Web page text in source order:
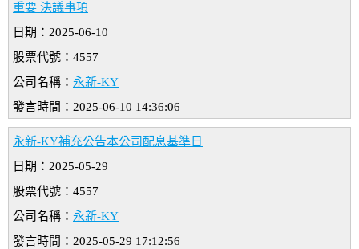
重要 決議事項
日期：2025-06-10
股票代號：4557
公司名稱： 永新-KY
發言時間：2025-06-10 14:36:06
永新-KY補充公告本公司配息基準日
日期：2025-05-29
股票代號：4557
公司名稱： 永新-KY
發言時間：2025-05-29 17:12:56